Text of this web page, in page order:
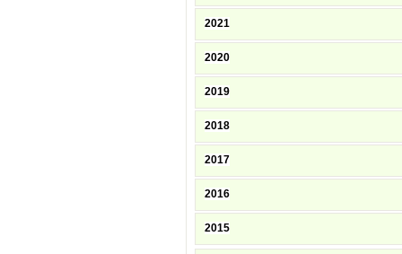
2021
2020
2019
2018
2017
2016
2015